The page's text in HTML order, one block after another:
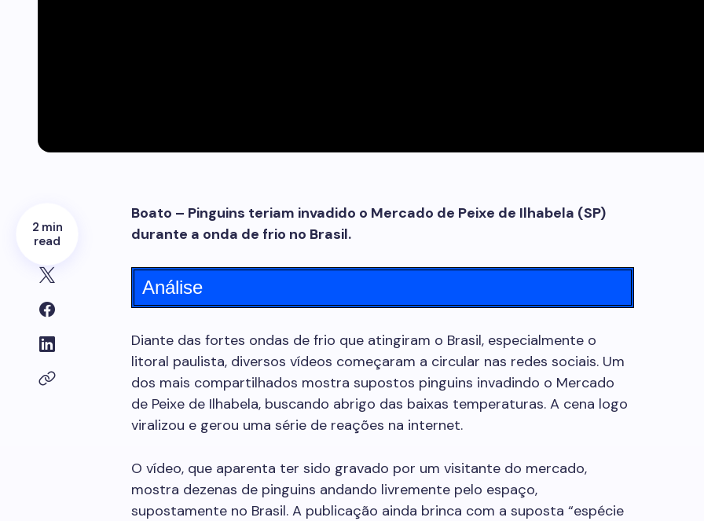
2 min
read
Boato – Pinguins teriam invadido o Mercado de Peixe de Ilhabela (SP)
durante a onda de frio no Brasil.
Análise
Diante das fortes ondas de frio que atingiram o Brasil, especialmente o
litoral paulista, diversos vídeos começaram a circular nas redes sociais. Um
dos mais compartilhados mostra supostos pinguins invadindo o Mercado
de Peixe de Ilhabela, buscando abrigo das baixas temperaturas. A cena logo
viralizou e gerou uma série de reações na internet.
O vídeo, que aparenta ter sido gravado por um visitante do mercado,
mostra dezenas de pinguins andando livremente pelo espaço,
supostamente no Brasil. A publicação ainda brinca com a suposta “espécie